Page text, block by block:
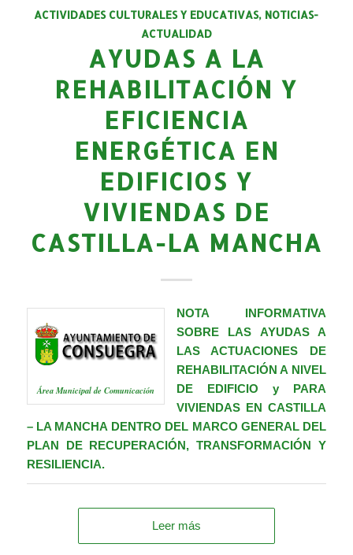
ACTIVIDADES CULTURALES Y EDUCATIVAS, NOTICIAS-
ACTUALIDAD
AYUDAS A LA
REHABILITACIÓN Y
EFICIENCIA
ENERGÉTICA EN
EDIFICIOS Y
VIVIENDAS DE
CASTILLA-LA MANCHA
Área Municipal de Comunicación
NOTA INFORMATIVA
SOBRE LAS AYUDAS A
LAS ACTUACIONES DE
REHABILITACIÓN A NIVEL
DE EDIFICIO y PARA
VIVIENDAS EN CASTILLA
– LA MANCHA DENTRO DEL MARCO GENERAL DEL
PLAN DE RECUPERACIÓN, TRANSFORMACIÓN Y
RESILIENCIA.
Leer más